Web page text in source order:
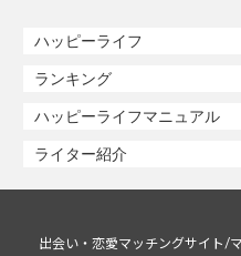
ハッピーライフ
ランキング
ハッピーライフマニュアル
ライター紹介
出会い・恋愛マッチングサイト/